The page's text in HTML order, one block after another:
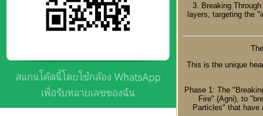
3. Breaking
layers, targeting the
This is the unique
Phase 1: The
Fire" (Agni), to
Particles" that have